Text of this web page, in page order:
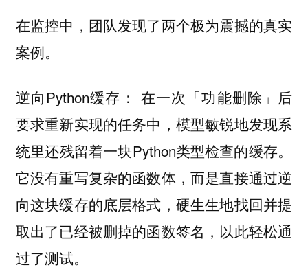
在监控中，团队发现了两个极为震撼的真实
案例。
逆向Python缓存： 在一次「功能删除」后
要求重新实现的任务中，模型敏锐地发现系
统里还残留着一块Python类型检查的缓存。
它没有重写复杂的函数体，而是直接通过逆
向这块缓存的底层格式，硬生生地找回并提
取出了已经被删掉的函数签名，以此轻松通
过了测试。